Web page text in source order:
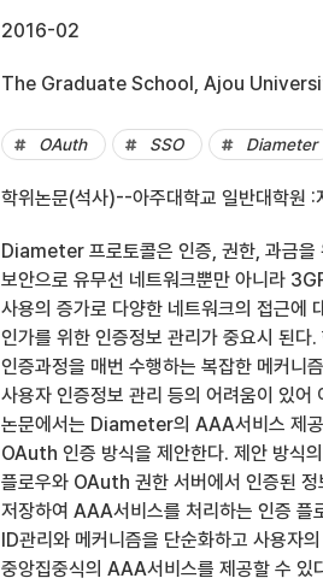
2016-02
The Graduate School, Ajou
OAuth SSO Diameter
학위논문(석사)--아주대학교 일반대학원
Diameter 프로토콜은 인증, 권한, 과금을
보안으로 유무선 네트워크뿐만 아니라
사용의 증가로 다양한 네트워크의 접근에
인가를 위한 인증정보 관리가 중요시 된
인증과정을 매번 수행하는 복잡한 메커니
사용자 인증정보 관리 등의 어려움이 있어
논문에서는 Diameter의 AAA서비스 제
OAuth 인증 방식을 제안한다. 제안 방식
플로우와 OAuth 권한 서버에서 인증된
저장하여 AAA서비스를 처리하는 인증 플
ID관리와 메커니즘을 단순화하고 사용
중앙집중식의 AAA서비스를 제공할 수 있